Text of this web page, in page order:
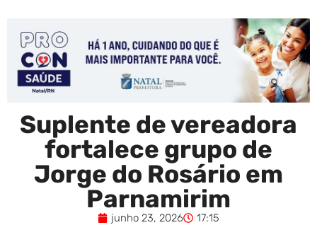
Suplente de vereadora
fortalece grupo de
Jorge do Rosário em
Parnamirim
junho 23, 2026 17:15